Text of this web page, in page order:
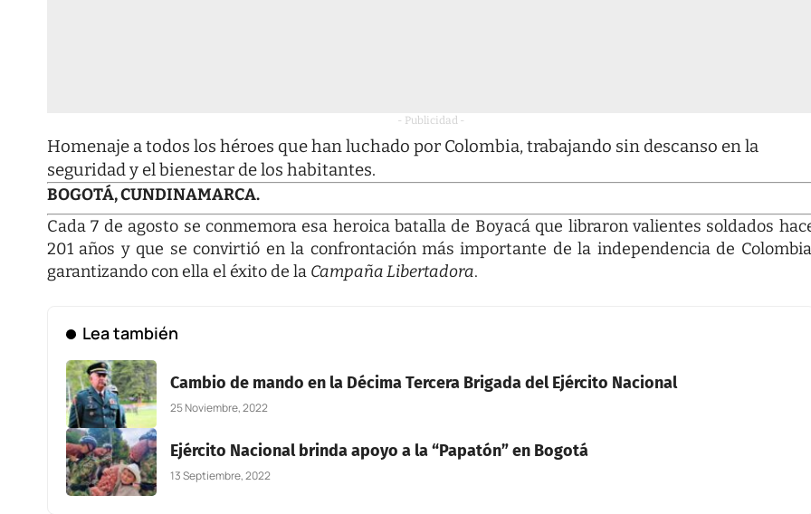
- Publicidad -
Homenaje a todos los héroes que han luchado por Colombia, trabajando sin descanso en la
seguridad y el bienestar de los habitantes.
BOGOTÁ, CUNDINAMARCA.
Cada 7 de agosto se conmemora esa heroica batalla de Boyacá que libraron valientes soldados
201 años y que se convirtió en la confrontación más importante de la independencia de
garantizando con ella el éxito de la Campaña Libertadora.
Lea también
Cambio de mando en la Décima Tercera Brigada del Ejército Nacional
25 Noviembre, 2022
Ejército Nacional brinda apoyo a la “Papatón” en Bogotá
13 Septiembre, 2022